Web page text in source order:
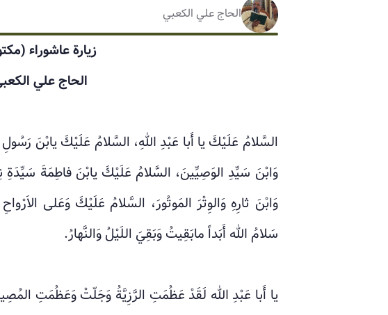
الحاج علي الكعبي
زيارة عاشوراء
الحاج علي
السَّلامُ عَلَيْكَ يا أَبا عَبْدِ اللهِ، السَّلامُ عَلَيْكَ يابْنَ
وَابْنَ سَيِّدِ الوَصِيِّينَ، السَّلامُ عَلَيْكَ يابْنَ فاطِمَةَ سَيِّدَةِ
وَابْنَ ثارِهِ وَالوِتْرَ المَوتُورَ، السَّلامُ عَلَيْكَ وَعَلى
سَلامُ الله أَبَداً مابَقِيتُ وَبَقِيَ اللَيْلُ وَالنَّهارُ.
يا أَبا عَبْدِ الله لَقَدْ عَظُمَتِ الرَّزِيَّةُ وَجَلّتْ وَعَظُمَتِ